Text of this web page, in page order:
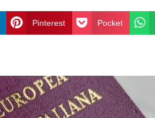
Pinterest Pocket